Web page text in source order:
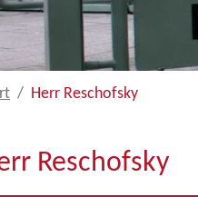
Herr Reschofsky
Reschofsky